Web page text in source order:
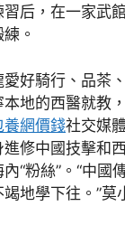
后，在一家武
。
好騎行、品茶
地的西醫就教
養網價錢社交媒
修中國技擊和
“粉絲”。“中國
地學下往。”莫